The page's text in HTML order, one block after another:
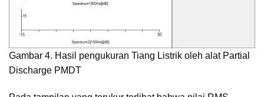
Gambar 4. Hasil pengukuran Tiang Listrik oleh alat Partial
Discharge PMDT